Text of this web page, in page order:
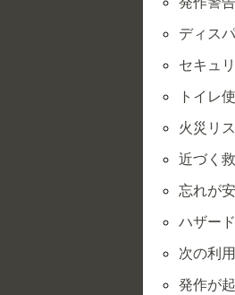
ディス
セキュ
トイレ
火災リ
近づく
忘れが
ハザー
次の利
発作が